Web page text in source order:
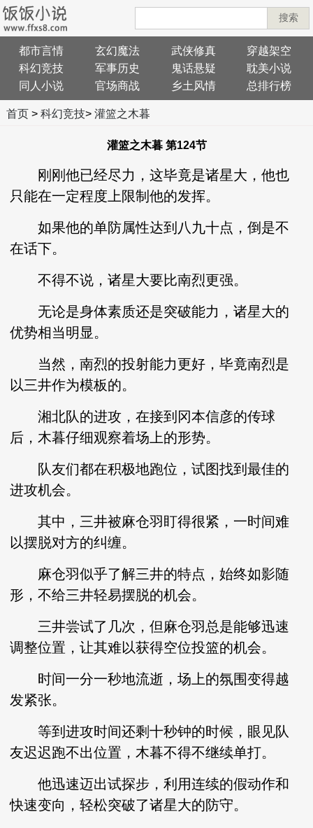
搜索
都市言情 玄幻魔法 武侠修真
穿越架空
科幻竞技
军事历史 鬼话悬疑
耽美小说
同人小说
官场商战 乡土风情 总排行榜
首页> 科幻竞技> 灌篮之木暮
灌篮之木暮 第124节
刚刚他已经尽力，这毕竟是诸星大，他也
只能在一定程度上限制他的发挥。
如果他的单防属性达到八九十点，倒是不
在话下。
不得不说，诸星大要比南烈更强。
无论是身体素质还是突破能力，诸星大的
优势相当明显。
当然，南烈的投射能力更好，毕竟南烈是
以三井作为模板的。
湘北队的进攻，在接到冈本信彦的传球
后，木暮仔细观察着场上的形势。
队友们都在积极地跑位，试图找到最佳的
进攻机会。
其中，三井被麻仓羽盯得很紧，一时间难
以摆脱对方的纠缠。
麻仓羽似乎了解三井的特点，始终如影随
形，不给三井轻易摆脱的机会。
三井尝试了几次，但麻仓羽总是能够迅速
调整位置，让其难以获得空位投篮的机会。
时间一分一秒地流逝，场上的氛围变得越
发紧张。
等到进攻时间还剩十秒钟的时候，眼见队
友迟迟跑不出位置，木暮不得不继续单打。
他迅速迈出试探步，利用连续的假动作和
快速变向，轻松突破了诸星大的防守。